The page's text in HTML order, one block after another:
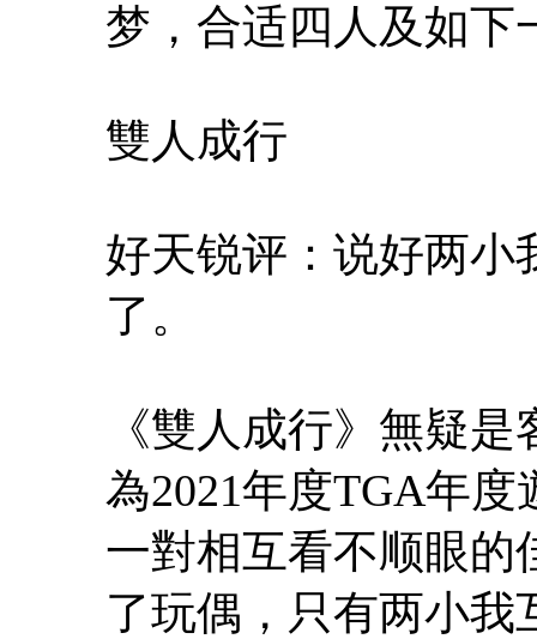
梦，合适四人及如下
雙人成行
好天锐评：说好两小
了。
《雙人成行》無疑
為2021年度TGA年
一對相互看不顺眼的
了玩偶，只有两小我